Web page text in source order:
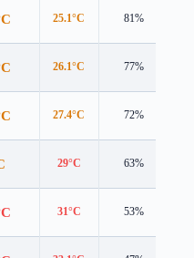
25.1°C 81%
26.1°C 77%
27.4°C 72%
29°C 63%
31°C 53%